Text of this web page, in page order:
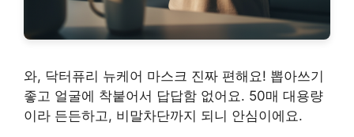
와, 닥터퓨리 뉴케어 마스크 진짜 편해요! 뽑아쓰기
좋고 얼굴에 착붙어서 답답함 없어요. 50매 대용량
이라 든든하고, 비말차단까지 되니 안심이에요.